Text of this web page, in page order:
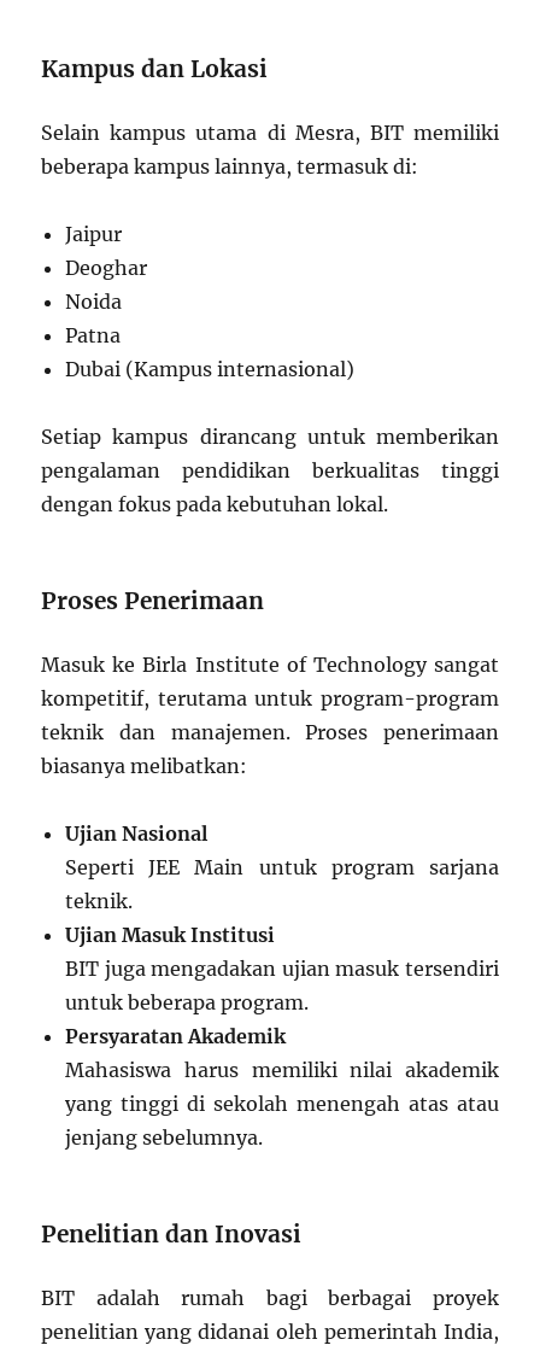
Kampus dan Lokasi
Selain kampus utama di Mesra, BIT memiliki
beberapa kampus lainnya, termasuk di:
Jaipur
Deoghar
Noida
Patna
Dubai (Kampus internasional)
Setiap kampus dirancang untuk memberikan
pengalaman pendidikan berkualitas tinggi
dengan fokus pada kebutuhan lokal.
Proses Penerimaan
Masuk ke Birla Institute of Technology sangat
kompetitif, terutama untuk program-program
teknik dan manajemen. Proses penerimaan
biasanya melibatkan:
Ujian Nasional
Seperti JEE Main untuk program sarjana
teknik.
Ujian Masuk Institusi
BIT juga mengadakan ujian masuk tersendiri
untuk beberapa program.
Persyaratan Akademik
Mahasiswa harus memiliki nilai akademik
yang tinggi di sekolah menengah atas atau
jenjang sebelumnya.
Penelitian dan Inovasi
BIT adalah rumah bagi berbagai proyek
penelitian yang didanai oleh pemerintah India,